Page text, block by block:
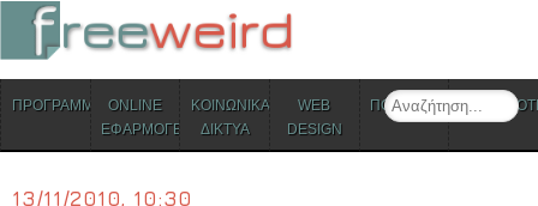
Search
Skip to content
ΠΡΟΓΡΑΜΜΑΤΑONLINE
ΕΦΑΡΜΟΓΕΣ
ΚΟΙΝΩΝΙΚΑ
ΔΙΚΤΥΑ
WEB
DESIGN
ΠΟΛΙΤΙΣΜΟΣ
13/11/2010, 10:30